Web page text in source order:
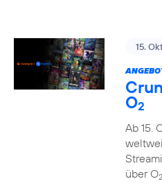
15.
O2
Ab 15.
über O2